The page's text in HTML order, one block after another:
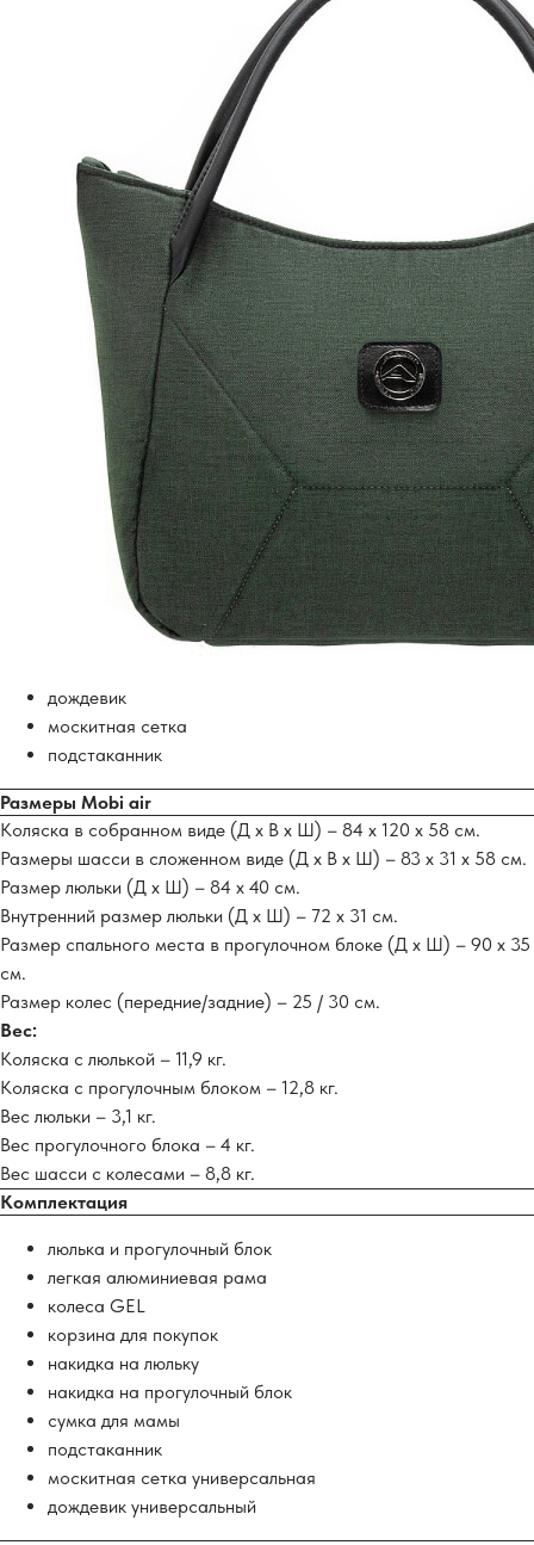
дождевик
москитная сетка
подстаканник
Размеры Mobi air
Коляска в собранном виде (Д х В х Ш) – 84 х 120 х 58 см.
Размеры шасси в сложенном виде (Д х В х Ш) – 83 х 31 х 58 см.
Размер люльки (Д х Ш) – 84 х 40 см.
Внутренний размер люльки (Д х Ш) – 72 х 31 см.
Размер спального места в прогулочном блоке (Д х Ш) – 90 х 35
см.
Размер колес (передние/задние) – 25 / 30 см.
Вес:
Коляска с люлькой – 11,9 кг.
Коляска с прогулочным блоком – 12,8 кг.
Вес люльки – 3,1 кг.
Вес прогулочного блока – 4 кг.
Вес шасси с колесами – 8,8 кг.
Комплектация
люлька и прогулочный блок
легкая алюминиевая рама
колеса GEL
корзина для покупок
накидка на люльку
накидка на прогулочный блок
сумка для мамы
подстаканник
москитная сетка универсальная
дождевик универсальный